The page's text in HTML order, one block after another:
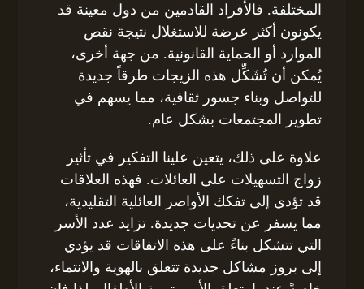
المختلفة. فالأفراد القادمين من دول معينة قد
يكونون أكثر عرضة للاستغلال نتيجة نقص
الموارد أو الحماية القانونية. من جهة أخرى،
يُمكن أن تُشَكِّل هذه الزيجات طرقاً جديدة
للتواصل وبناء جسور ثقافية، مما يسهم في
تطوير المجتمعات بشكل عام.
علاوة على ذلك، يتعين علينا التفكير في تأثير
زواج التسهيلات على العائلات. فهذه العلاقات
قد تؤدي إلى تفكك الأواصر العائلية التقليدية،
مما يسفر عن تحديات جديدة. تزايد عدد الأسر
التي تتشكل بناءً على هذه الاتفاقات قد يؤدي
إلى بروز مشاكل جديدة تتعلق بالهوية والانتماء،